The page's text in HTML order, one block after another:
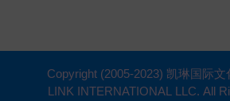
Copyright (2005-2023) 凯琳国际
LINK INTERNATIONAL LLC. All